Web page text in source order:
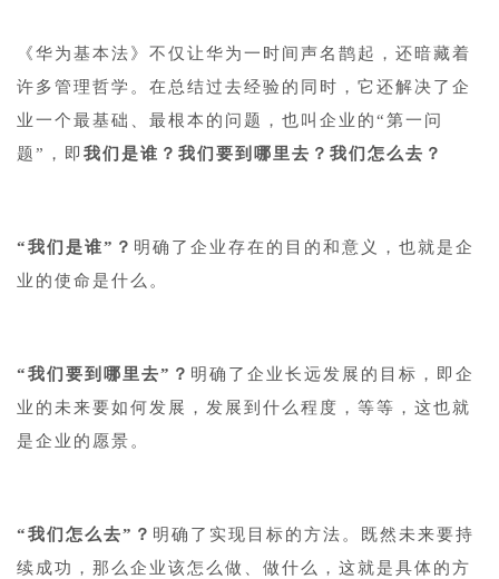
《华为基本法》不仅让华为一时间声名鹊起，还暗藏着
许多管理哲学。在总结过去经验的同时，它还解决了企
业一个最基础、最根本的问题，也叫企业的“第一问
题”，即 我们是谁？我们要到哪里去？我们怎么去？
“我们是谁”？ 明确了企业存在的目的和意义，也就是企
业的使命是什么。
“我们要到哪里去”？ 明确了企业长远发展的目标，即企
业的未来要如何发展，发展到什么程度，等等，这也就
是企业的愿景。
“我们怎么去”？ 明确了实现目标的方法。既然未来要持
续成功，那么企业该怎么做、做什么，这就是具体的方